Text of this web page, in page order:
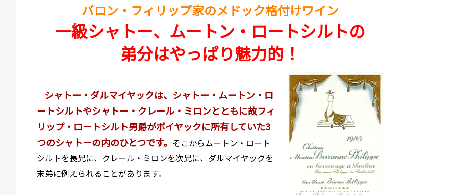
バロン・フィリップ家のメドック格付けワイン
一級シャトー、ムートン・ロートシルトの
弟分はやっぱり魅力的！
シャトー・ダルマイヤックは、シャトー・ムートン・ロ
ートシルトやシャトー・クレール・ミロンとともに故フィ
リップ・ロートシルト男爵がポイヤックに所有していた3
つのシャトーの内のひとつです。 そこからムートン・ロート
シルトを長兄に、クレール・ミロンを次兄に、ダルマイヤックを
末弟に例えられることがあります。